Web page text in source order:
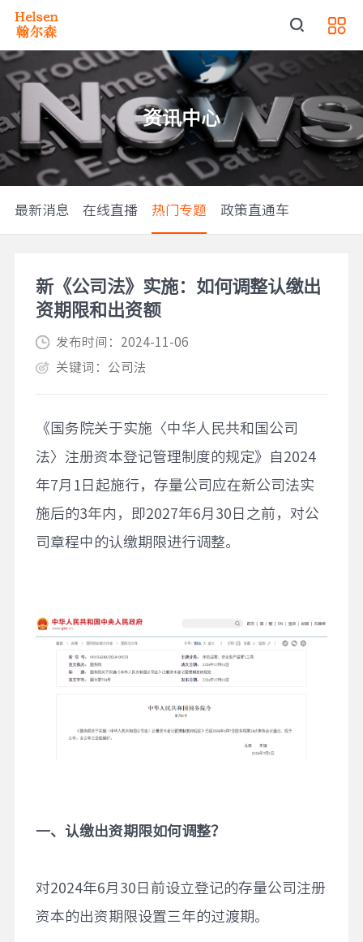
资讯中心
最新消息 在线直播 热门专题 政策直通车
新《公司法》实施：如何调整认缴出
资期限和出资额
发布时间：2024-11-06
关键词：公司法
《国务院关于实施〈中华人民共和国公司
法〉注册资本登记管理制度的规定》自2024
年7月1日起施行，存量公司应在新公司法实
施后的3年内，即2027年6月30日之前，对公
司章程中的认缴期限进行调整。
一、认缴出资期限如何调整？
对2024年6月30日前设立登记的存量公司注册
资本的出资期限设置三年的过渡期。